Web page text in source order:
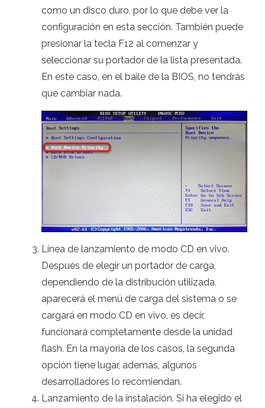
como un disco duro, por lo que debe ver la
configuración en esta sección. También puede
presionar la tecla F12 al comenzar y
seleccionar su portador de la lista presentada.
En este caso, en el baile de la BIOS, no tendrás
que cambiar nada.
Línea de lanzamiento de modo CD en vivo.
Después de elegir un portador de carga,
dependiendo de la distribución utilizada,
aparecerá el menú de carga del sistema o se
cargará en modo CD en vivo, es decir,
funcionará completamente desde la unidad
flash. En la mayoría de los casos, la segunda
opción tiene lugar, además, algunos
desarrolladores lo recomiendan.
Lanzamiento de la instalación. Si ha elegido el